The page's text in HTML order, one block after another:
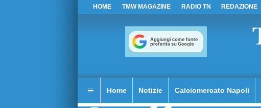
HOME TMW MAGAZINE RADIO TN REDAZIONE
Home Notizie Calciomercato Napoli